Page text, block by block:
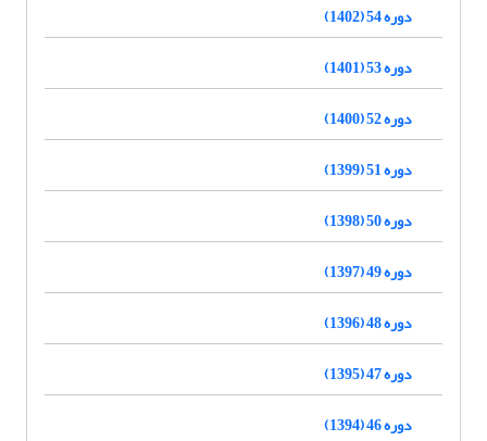
دوره 54 (1402)
دوره 53 (1401)
دوره 52 (1400)
دوره 51 (1399)
دوره 50 (1398)
دوره 49 (1397)
دوره 48 (1396)
دوره 47 (1395)
دوره 46 (1394)